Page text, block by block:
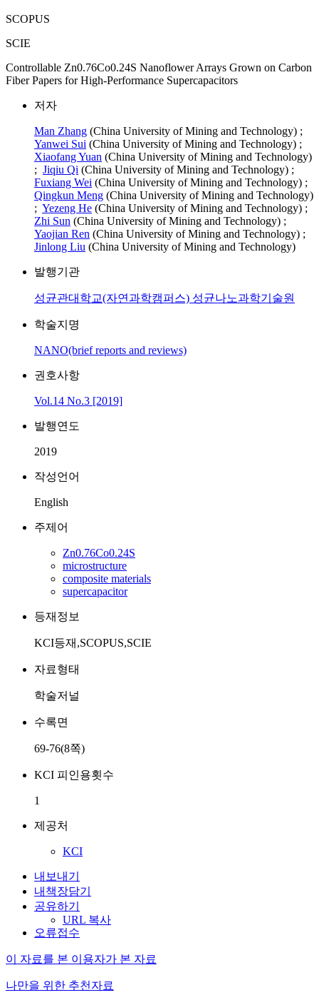
SCOPUS
SCIE
Controllable Zn0.76Co0.24S Nanoflower Arrays Grown on Carbon
Fiber Papers for High-Performance Supercapacitors
저자
Man Zhang (China University of Mining and Technology) ;
Yanwei Sui (China University of Mining and Technology) ;
Xiaofang Yuan (China University of Mining and Technology)
; Jiqiu Qi (China University of Mining and Technology) ;
Fuxiang Wei (China University of Mining and Technology) ;
Qingkun Meng (China University of Mining and Technology)
; Yezeng He (China University of Mining and Technology) ;
Zhi Sun (China University of Mining and Technology) ;
Yaojian Ren (China University of Mining and Technology) ;
Jinlong Liu (China University of Mining and Technology)
발행기관
성균관대학교(자연과학캠퍼스) 성균나노과학기술원
학술지명
NANO(brief reports and reviews)
권호사항
Vol.14 No.3 [2019]
발행연도
2019
작성언어
English
주제어
Zn0.76Co0.24S
microstructure
composite materials
supercapacitor
등재정보
KCI등재,SCOPUS,SCIE
자료형태
학술저널
수록면
69-76(8쪽)
KCI 피인용횟수
1
제공처
KCI
내보내기
내책장담기
공유하기
URL 복사
오류접수
이 자료를 본 이용자가 본 자료
나만을 위한 추천자료